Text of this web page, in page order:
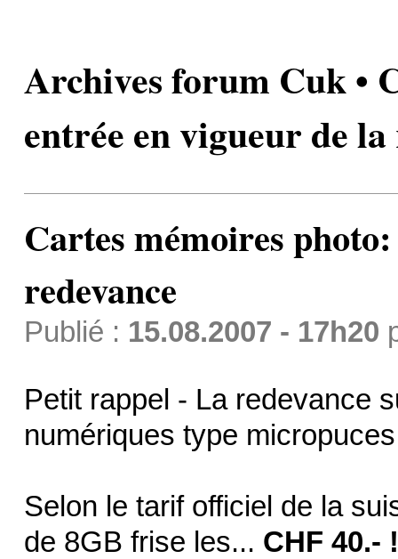
Archives forum Cuk •
entrée en vigueur de la
Cartes mémoires
redevance
Publié : 15.08.2007 - 17h20
Petit rappel - La redevance
numériques type
Selon le tarif officiel de la
de 8GB frise les... CHF 40.-